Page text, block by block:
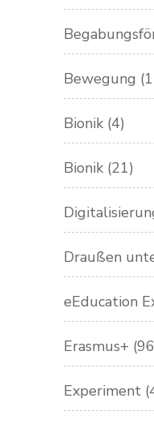
Bewegung
Bionik (4)
Bionik (21)
Draußen
eEducation
Erasmus+
Experiment